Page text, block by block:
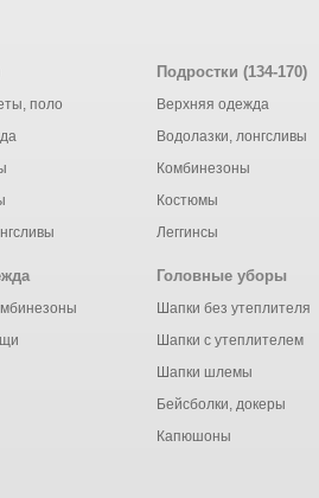
поло
Подростки (134-170)
Верхняя одежда
Водолазки, лонгсливы
Комбинезоны
Костюмы
Леггинсы
Головные уборы
Шапки без утеплителя
Шапки с утеплителем
Шапки шлемы
Бейсболки, докеры
Капюшоны